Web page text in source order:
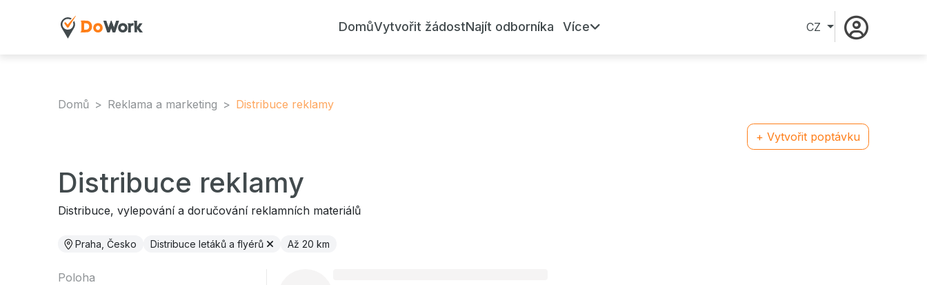
DomůVytvořit žádostNajít odborníka Více CZ
Domů Reklama a marketing Distribuce reklamy
+ Vytvořit poptávku
Distribuce reklamy
Distribuce, vylepování a doručování reklamních materiálů
Praha, Česko Distribuce letáků a flyérů Až 20 km
Poloha